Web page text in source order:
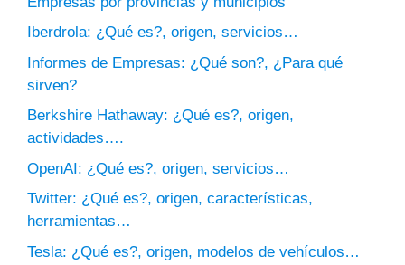
Iberdrola: ¿Qué es?, origen, servicios…
Informes de Empresas: ¿Qué son?, ¿Para qué
sirven?
Berkshire Hathaway: ¿Qué es?, origen,
actividades….
OpenAI: ¿Qué es?, origen, servicios…
Twitter: ¿Qué es?, origen, características,
herramientas…
Tesla: ¿Qué es?, origen, modelos de vehículos…